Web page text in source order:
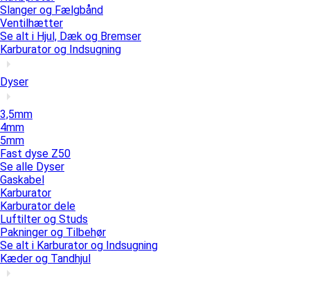
Slanger og Fælgbånd
Ventilhætter
Se alt i Hjul, Dæk og Bremser
Karburator og Indsugning
Dyser
3,5mm
4mm
5mm
Fast dyse Z50
Se alle Dyser
Gaskabel
Karburator
Karburator dele
Luftilter og Studs
Pakninger og Tilbehør
Se alt i Karburator og Indsugning
Kæder og Tandhjul